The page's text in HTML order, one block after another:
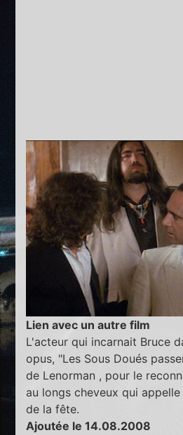
Lien avec un autre film
L'acteur qui incarnait Bruce
opus, "Les Sous Doués
de Lenorman , pour le
au longs cheveux qui
de la fête.
Ajoutée le 14.08.2008